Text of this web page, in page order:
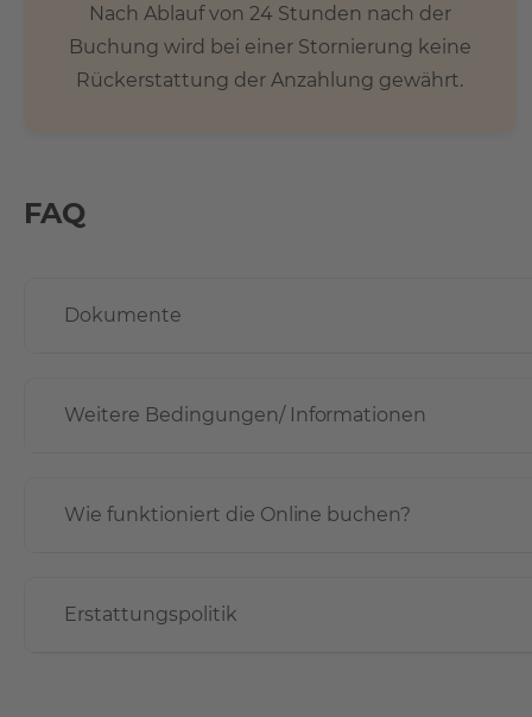
Nach Ablauf von 24 Stunden nach der
Buchung wird bei einer Stornierung keine
Rückerstattung der Anzahlung gewährt.
FAQ
Dokumente
Weitere Bedingungen/ Informationen
Wie funktioniert die Online buchen?
Erstattungspolitik